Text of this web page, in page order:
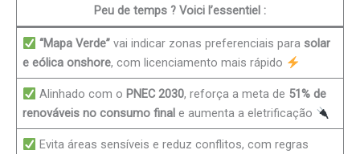
Peu de temps ? Voici l’essentiel :
“Mapa Verde”vai indicar zonas preferenciais para solar
e eólica onshore, com licenciamento mais rápido
Alinhado com o PNEC 2030, reforça a meta de 51% de
renováveis no consumo final e aumenta a eletrificação
Evita áreas sensíveis e reduz conflitos, com regras